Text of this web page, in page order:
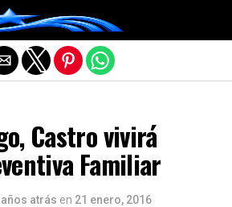
Castro vivirá
Familiar
años atrás en 21 enero, 2016
de la versión móvil